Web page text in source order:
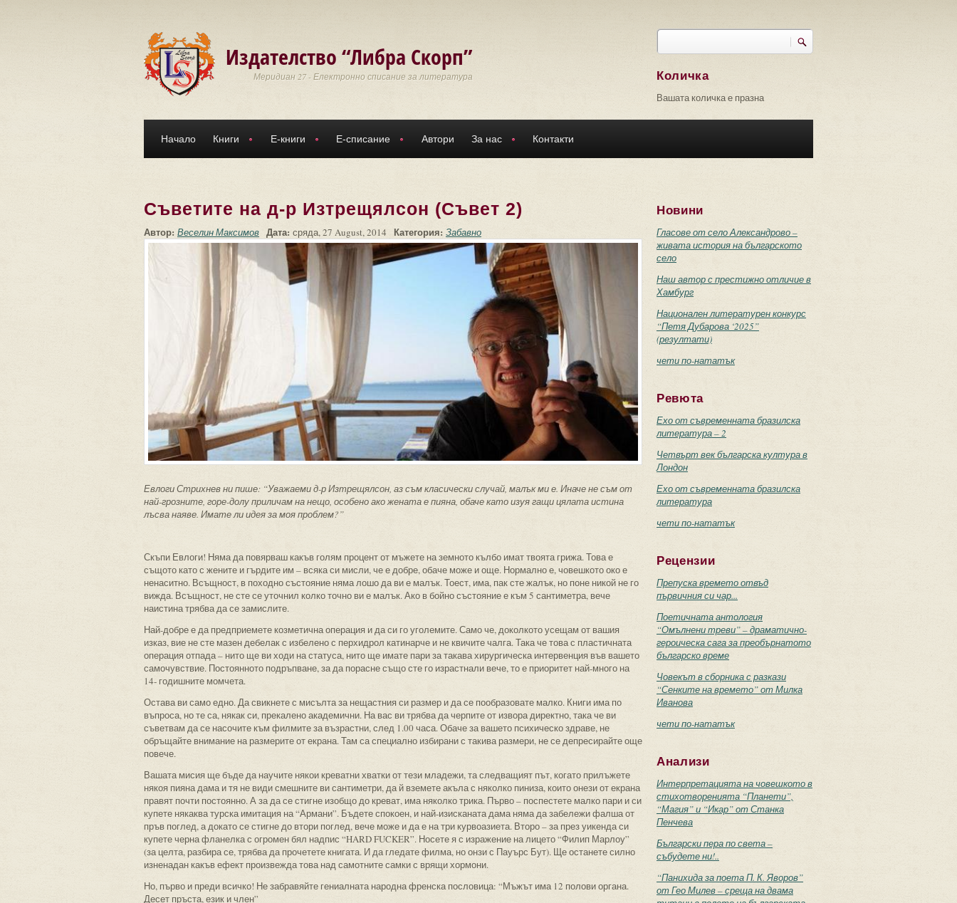
Издателство “Либра Скорп”
Меридиан 27 - Електронно списание за литература
Търси
Количка
Вашата количка е празна
Начало Книги Е-книги Е-списание Автори За нас Контакти
Съветите на д-р Изтрещялсон (Съвет 2)
Автор: Веселин Максимов Дата: сряда, 27 August, 2014 Категория: Забавно
Евлоги Стрихнев ни пише: “Уважаеми д-р Изтрещялсон, аз съм класически случай, малък ми е. Иначе не съм от
най-грозните, горе-долу приличам на нещо, особено ако жената е пияна, обаче като изуя гащи цялата истина
лъсва наяве. Имате ли идея за моя проблем?”
Скъпи Евлоги! Няма да повярваш какъв голям процент от мъжете на земното кълбо имат твоята грижа. Това е
същото като с жените и гърдите им – всяка си мисли, че е добре, обаче може и още. Нормално е, човешкото око е
ненаситно. Всъщност, в походно състояние няма лошо да ви е малък. Тоест, има, пак сте жалък, но поне никой не го
вижда. Всъщност, не сте се уточнил колко точно ви е малък. Ако в бойно състояние е към 5 сантиметра, вече
наистина трябва да се замислите.
Най-добре е да предприемете козметична операция и да си го уголемите. Само че, доколкото усещам от вашия
изказ, вие не сте мазен дебелак с избелено с перхидрол катинарче и не квичите чалга. Така че това с пластичната
операция отпада – нито ще ви ходи на статуса, нито ще имате пари за такава хирургическа интервенция във вашето
самочувствие. Постоянното подръпване, за да порасне също сте го израстнали вече, то е приоритет най-много на
14- годишните момчета.
Остава ви само едно. Да свикнете с мисълта за нещастния си размер и да се пообразовате малко. Книги има по
въпроса, но те са, някак си, прекалено академични. На вас ви трябва да черпите от извора директно, така че ви
съветвам да се насочите към филмите за възрастни, след 1.00 часа. Обаче за вашето психическо здраве, не
обръщайте внимание на размерите от екрана. Там са специално избирани с такива размери, не се депресирайте още
повече.
Вашата мисия ще бъде да научите някои креватни хватки от тези младежи, та следващият път, когато прилъжете
някоя пияна дама и тя не види смешните ви сантиметри, да й вземете акъла с няколко пиниза, които онези от екрана
правят почти постоянно. А за да се стигне изобщо до креват, има няколко трика. Първо – поспестете малко пари и си
купете някаква турска имитация на “Армани”. Бъдете спокоен, и най-изисканата дама няма да забележи фалша от
пръв поглед, а докато се стигне до втори поглед, вече може и да е на три курвоазиета. Второ – за през уикенда си
купете черна фланелка с огромен бял надпис “HARD FUCKER”. Носете я с изражение на лицето “Филип Марлоу”
(за целта, разбира се, трябва да прочетете книгата. И да гледате филма, но онзи с Пауърс Бут). Ще останете силно
изненадан какъв ефект произвежда това над самотните самки с врящи хормони.
Но, първо и преди всичко! Не забравяйте гениалната народна френска пословица: “Мъжът има 12 полови органа.
Десет пръста, език и член”
Новини
Гласове от село Александрово –
живата история на българското
село
Наш автор с престижно отличие в
Хамбург
Национален литературен конкурс
“Петя Дубарова ‘2025”
(резултати)
чети по-нататък
Ревюта
Ехо от съвременната бразилска
литература – 2
Четвърт век българска култура в
Лондон
Ехо от съвременната бразилска
литература
чети по-нататък
Рецензии
Препуска времето отвъд
първичния си чар...
Поетичната антология
“Омълнени треви” – драматично-
героическа сага за преобърнатото
българско време
Човекът в сборника с разкази
“Сенките на времето” от Милка
Иванова
чети по-нататък
Анализи
Интерпретацията на човешкото в
стихотворенията “Планети”,
“Магия” и “Икар” от Станка
Пенчева
Български пера по света –
събудете ни!..
“Панихида за поета П. К. Яворов”
от Гео Милев – среща на двама